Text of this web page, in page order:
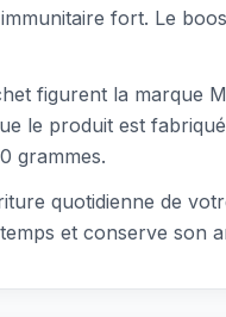
fort. Le
figurent la marque
le produit est
grammes.
quotidienne de
et conserve son